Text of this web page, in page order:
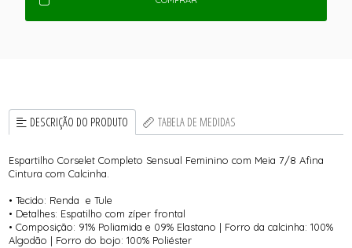
DESCRIÇÃO DO PRODUTO TABELA DE MEDIDAS
Espartilho Corselet Completo Sensual Feminino com Meia 7/8 Afina
Cintura com Calcinha.
• Tecido: Renda e Tule
• Detalhes: Espatilho com zíper frontal
• Composição: 91% Poliamida e 09% Elastano | Forro da calcinha: 100%
Algodão | Forro do bojo: 100% Poliéster